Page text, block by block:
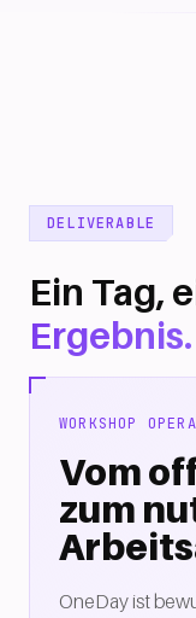
DELIVERABLE
Ein Tag,
Ergebnis.
WORKSHOP
Vom
zum
OneDay ist